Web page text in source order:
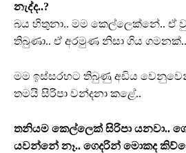
නැද්ද..?
බය හිතුනා.. මම කෙල්ලෙක්නේ.. ඒ
තිබුණා.. ඒ අරමුණ නිසා ගිය ගමනක්..
මම ඉස්සරහට තිබුණු අඩිය
තමයි සිරිපා වන්දනා කළේ..
තනියම කෙල්ලෙක් සිරිපා යනවා..
යවන්නේ නෑ.. ගෙදරින් මොකද